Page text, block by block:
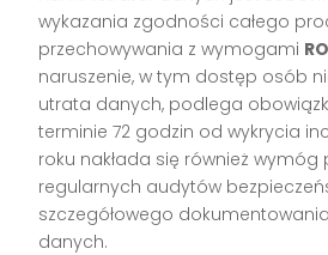
wykazania zgodności całego
przechowywania z wymogami
naruszenie, w tym dostęp osób
utrata danych, podlega
terminie 72 godzin od wykrycia
roku nakłada się również wymóg
regularnych audytów
szczegółowego
danych.